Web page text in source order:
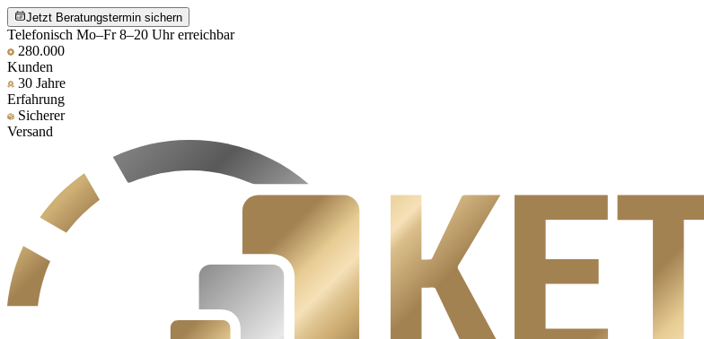
Jetzt Beratungstermin sichern
Telefonisch Mo–Fr 8–20 Uhr erreichbar
280.000
Kunden
30 Jahre
Erfahrung
Sicherer
Versand